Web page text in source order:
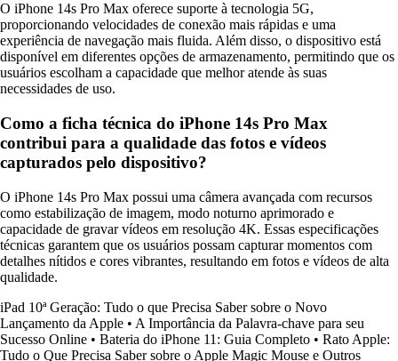
O iPhone 14s Pro Max oferece suporte à tecnologia 5G,
proporcionando velocidades de conexão mais rápidas e uma
experiência de navegação mais fluida. Além disso, o dispositivo está
disponível em diferentes opções de armazenamento, permitindo que os
usuários escolham a capacidade que melhor atende às suas
necessidades de uso.
Como a ficha técnica do iPhone 14s Pro Max
contribui para a qualidade das fotos e vídeos
capturados pelo dispositivo?
O iPhone 14s Pro Max possui uma câmera avançada com recursos
como estabilização de imagem, modo noturno aprimorado e
capacidade de gravar vídeos em resolução 4K. Essas especificações
técnicas garantem que os usuários possam capturar momentos com
detalhes nítidos e cores vibrantes, resultando em fotos e vídeos de alta
qualidade.
iPad 10ª Geração: Tudo o que Precisa Saber sobre o Novo
Lançamento da Apple • A Importância da Palavra-chave para seu
Sucesso Online • Bateria do iPhone 11: Guia Completo • Rato Apple:
Tudo o Que Precisa Saber sobre o Apple Magic Mouse e Outros